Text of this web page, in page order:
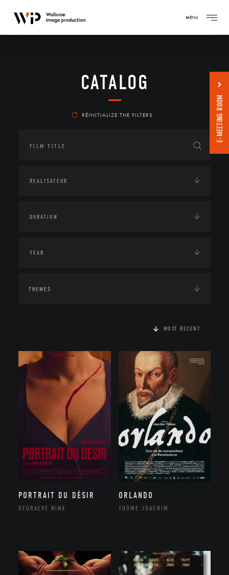
MENU
CATALOG
RÉINITIALIZE THE FILTERS
THEMES
MOST RECENT
PORTRAIT DU DÉSIR
DEGRAEVE NINA
ORLANDO
THÔME JOACHIM
E-MEETING ROOM